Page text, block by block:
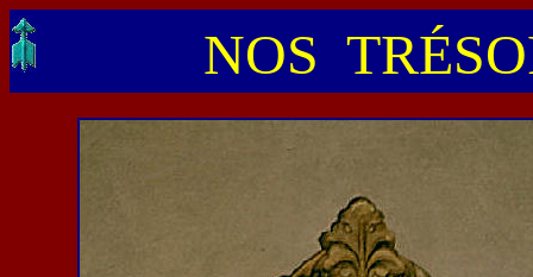
NOS